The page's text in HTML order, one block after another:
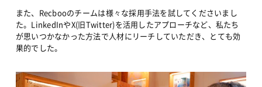
また、Recbooのチームは様々な採用手法を試してくださいまし
た。LinkedInやX(旧Twitter)を活用したアプローチなど、私たち
が思いつかなかった方法で人材にリーチしていただき、とても効
果的でした。